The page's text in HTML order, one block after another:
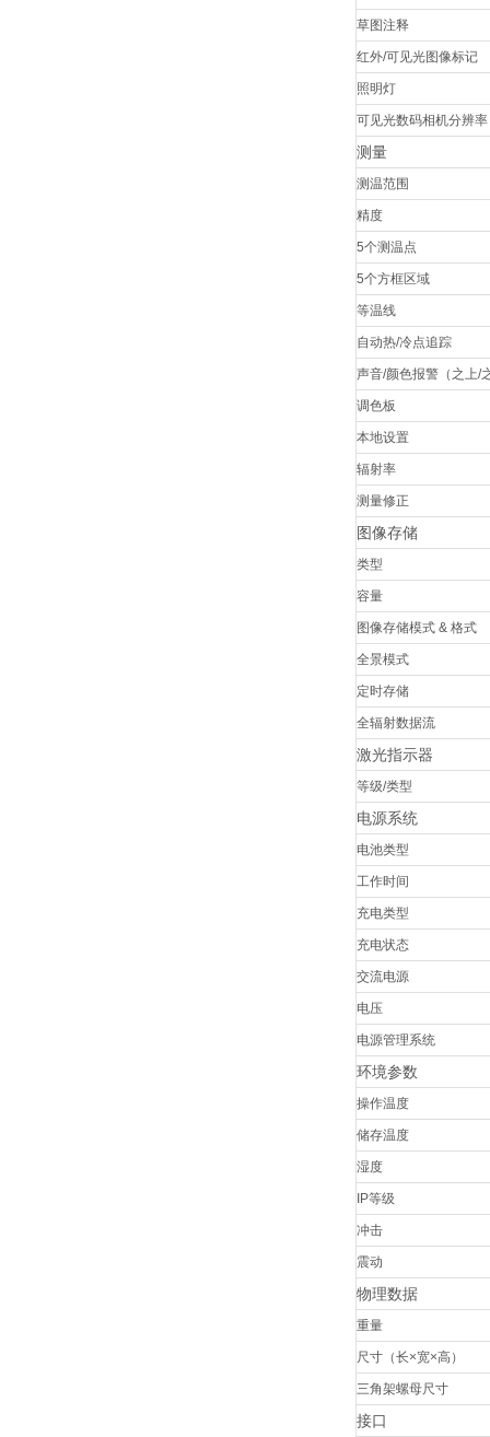
草图注释
红外/可见光图像标记
照明灯
可见光数码相机分辨率
测量
测温范围
精度
5个测温点
5个方框区域
等温线
自动热/冷点追踪
声音/颜色报警（之上/
调色板
本地设置
辐射率
测量修正
图像存储
类型
容量
图像存储模式 & 格式
全景模式
定时存储
全辐射数据流
激光指示器
等级/类型
电源系统
电池类型
工作时间
充电类型
充电状态
交流电源
电压
电源管理系统
环境参数
操作温度
储存温度
湿度
IP等级
冲击
震动
物理数据
重量
尺寸（长×宽×高）
三角架螺母尺寸
接口